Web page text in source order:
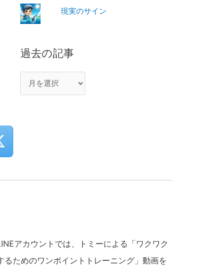
現実のサイン
過去の記事
アカウントでは、トミーによる「ワクワク
るためのワンポイントトレーニング」動画を